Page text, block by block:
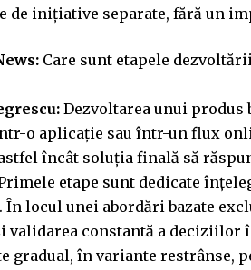
de inițiative separate, fără un
Care sunt etapele
Dezvoltarea unui
o aplicație sau într-un flux
încât soluția finală să
etape sunt dedicate
locul unei abordări bazate
validarea constantă a
gradual, în variante restrânse,